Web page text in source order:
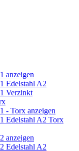
anzeigen
Edelstahl A2
Verzinkt
- Torx anzeigen
Edelstahl A2 Torx
anzeigen
Edelstahl A2